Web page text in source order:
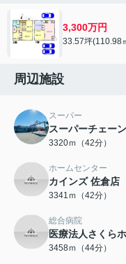
3,300万円
33.57坪(110.98
周辺施設
スーパー
スーパーチェー
3320ｍ（42分）
ホームセンター
カインズ 佐倉店
3341ｍ（42分）
総合病院
医療法人さくら
3458ｍ（44分）